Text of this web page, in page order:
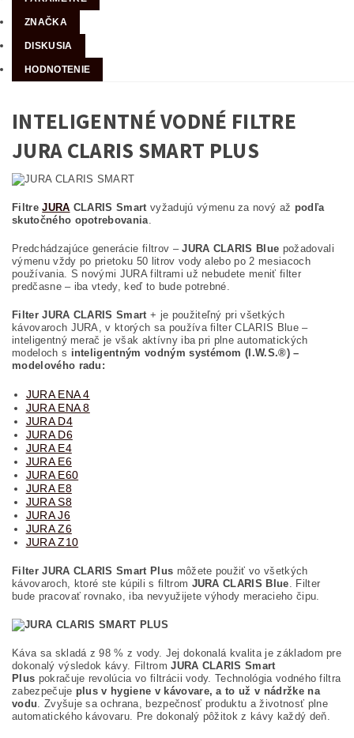
ZNAČKA
DISKUSIA
HODNOTENIE
INTELIGENTNÉ VODNÉ FILTRE
JURA CLARIS SMART PLUS
FiltreJURA CLARIS Smart vyžadujú výmenu za nový až podľa
skutočného opotrebovania
Predchádzajúce generácie filtrov – JURA CLARIS Blue požadovali
výmenu vždy po prietoku 50 litrov vody alebo po 2 mesiacoch
používania. S novými JURA filtrami už nebudete meniť filter
predčasne – iba vtedy, keď to bude potrebné.
Filter JURA CLARIS Smart + je použiteľný pri všetkých
kávovaroch JURA, v ktorých sa používa filter CLARIS Blue –
inteligentný merač je však aktívny iba pri plne automatických
modeloch s inteligentným vodným systémom (I.W.S.®) –
modelového radu:
JURA ENA 4
JURA ENA 8
JURA D4
JURA D6
JURA E4
JURA E6
JURA E60
JURA E8
JURA S8
JURA J6
JURA Z6
JURA Z10
Filter JURA CLARIS Smart Plus môžete použiť vo všetkých
kávovaroch, ktoré ste kúpili s filtrom JURA CLARIS Blue . Filter
bude pracovať rovnako, iba nevyužijete výhody meracieho čipu.
Káva sa skladá z 98 % z vody. Jej dokonalá kvalita je základom pre
dokonalý výsledok kávy. Filtrom JURA CLARIS Smart
Plus pokračuje revolúcia vo filtrácii vody. Technológia vodného filtra
zabezpečuje plus v hygiene v kávovare, a to už v nádržke na
vodu. Zvyšuje sa ochrana, bezpečnosť produktu a životnosť plne
automatického kávovaru. Pre dokonalý pôžitok z kávy každý deň.